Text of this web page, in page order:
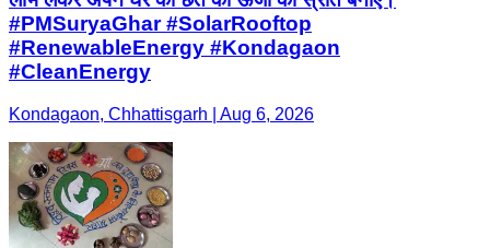
#PMSuryaGhar #SolarRooftop
#RenewableEnergy #Kondagaon
#CleanEnergy
Kondagaon, Chhattisgarh | Aug 6, 2026